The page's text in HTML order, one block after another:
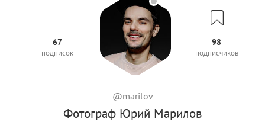
Фотограф Юрий Марилов
@marilov
67
подписок
98
подписчиков